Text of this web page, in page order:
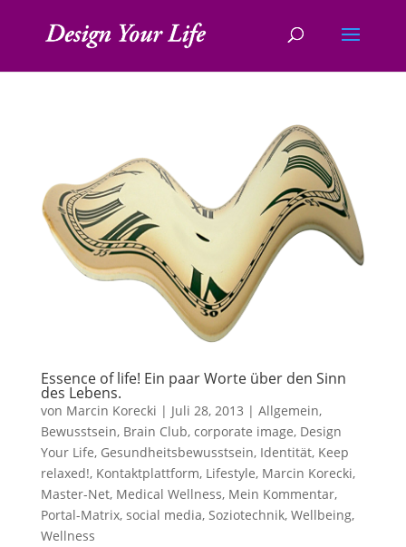
Essence of life! Ein paar Worte über den Sinn
des Lebens.
von Marcin Korecki | Juli 28, 2013 | Allgemein,
Bewusstsein, Brain Club, corporate image, Design
Your Life, Gesundheitsbewusstsein, Identität, Keep
relaxed!, Kontaktplattform, Lifestyle, Marcin Korecki,
Master-Net, Medical Wellness, Mein Kommentar,
Portal-Matrix, social media, Soziotechnik, Wellbeing,
Wellness